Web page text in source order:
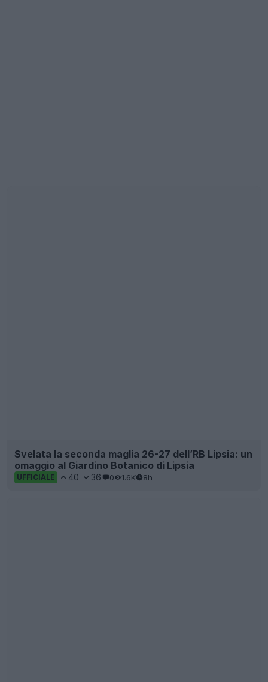
Svelata la seconda maglia 26-27 dell’RB Lipsia: un
omaggio al Giardino Botanico di Lipsia
UFFICIALE 40 36 0 1.6K 8h